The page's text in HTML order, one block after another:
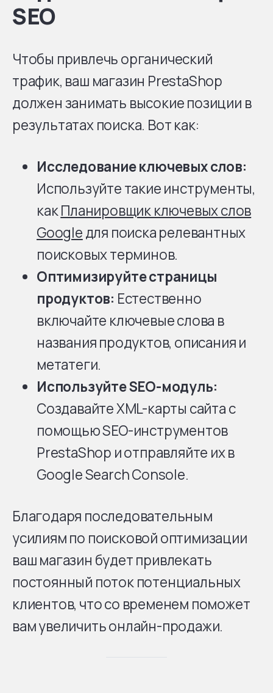
SEO
Чтобы привлечь органический
трафик, ваш магазин PrestaShop
должен занимать высокие позиции в
результатах поиска. Вот как:
Исследование ключевых слов:
Используйте такие инструменты,
какПланировщик ключевых слов
Googleдля поиска релевантных
поисковых терминов.
Оптимизируйте страницы
продуктов: Естественно
включайте ключевые слова в
названия продуктов, описания и
метатеги.
Используйте SEO-модуль:
Создавайте XML-карты сайта с
помощью SEO-инструментов
PrestaShop и отправляйте их в
Google Search Console.
Благодаря последовательным
усилиям по поисковой оптимизации
ваш магазин будет привлекать
постоянный поток потенциальных
клиентов, что со временем поможет
вам увеличить онлайн-продажи.